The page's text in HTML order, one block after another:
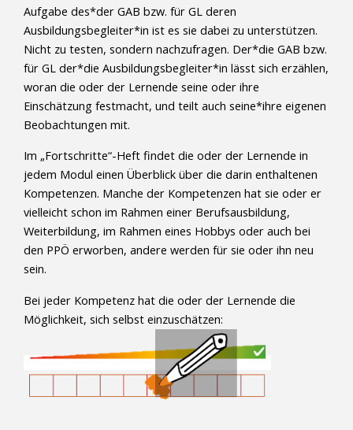
Aufgabe des*der GAB bzw. für GL deren
Ausbildungsbegleiter*in ist es sie dabei zu unterstützen.
Nicht zu testen, sondern nachzufragen. Der*die GAB bzw.
für GL der*die Ausbildungsbegleiter*in lässt sich erzählen,
woran die oder der Lernende seine oder ihre
Einschätzung festmacht, und teilt auch seine*ihre eigenen
Beobachtungen mit.
Im „Fortschritte“-Heft findet die oder der Lernende in
jedem Modul einen Überblick über die darin enthaltenen
Kompetenzen. Manche der Kompetenzen hat sie oder er
vielleicht schon im Rahmen einer Berufsausbildung,
Weiterbildung, im Rahmen eines Hobbys oder auch bei
den PPÖ erworben, andere werden für sie oder ihn neu
sein.
Bei jeder Kompetenz hat die oder der Lernende die
Möglichkeit, sich selbst einzuschätzen: